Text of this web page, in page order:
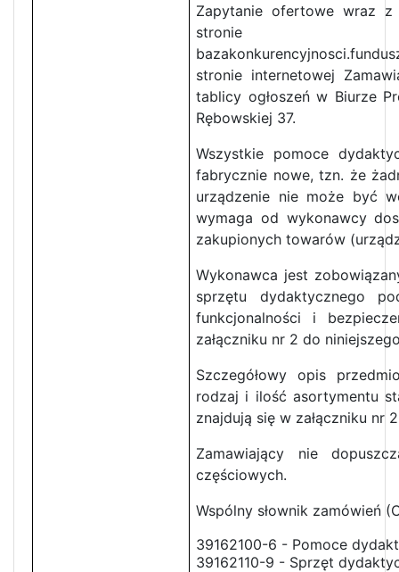
Zapytanie ofertowe wraz z
stronie internetowej
tablicy ogłoszeń w Biurze
Rębowskiej 37.
Wszystkie pomoce
fabrycznie nowe, tzn. że
urządzenie nie może być
wymaga od wykonawcy
zakupionych towarów
Wykonawca jest
sprzętu dydaktycznego
funkcjonalności i
załączniku nr 2 do
Szczegółowy opis
rodzaj i ilość asortymentu
znajdują się w załączniku nr
Zamawiający nie
częściowych.
Wspólny słownik zamówień
39162100-6 - Pomoce
39162110-9 - Sprzęt